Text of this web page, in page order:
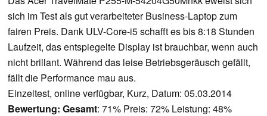
sich im Test als gut verarbeiteter Business-Laptop zum
fairen Preis. Dank ULV-Core-i5 schafft es bis 8:18 Stunden
Laufzeit, das entspiegelte Display ist brauchbar, wenn auch
nicht brillant. Während das leise Betriebsgeräusch gefällt,
fällt die Performance mau aus.
Einzeltest, online verfügbar, Kurz, Datum: 05.03.2014
Bewertung: Gesamt: 71% Preis: 72% Leistung: 48%